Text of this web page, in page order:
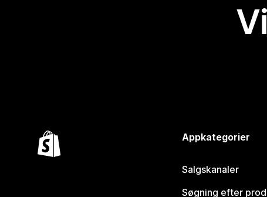
Appkategorier
Salgskanaler
Søgning efter